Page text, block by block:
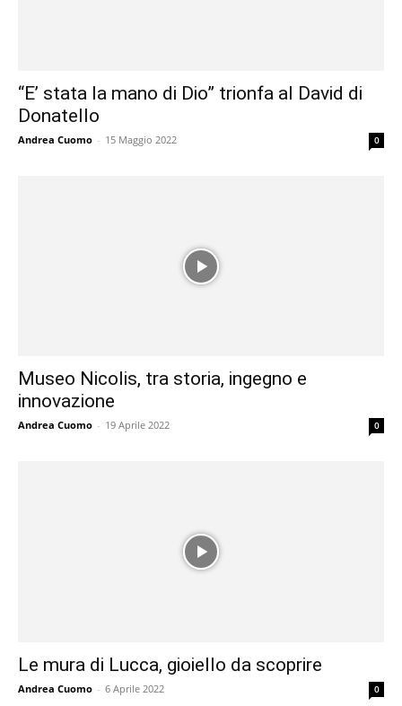
“E’ stata la mano di Dio” trionfa al David di
Donatello
Andrea Cuomo - 15 Maggio 2022 0
Museo Nicolis, tra storia, ingegno e
innovazione
Andrea Cuomo - 19 Aprile 2022 0
Le mura di Lucca, gioiello da scoprire
Andrea Cuomo - 6 Aprile 2022 0